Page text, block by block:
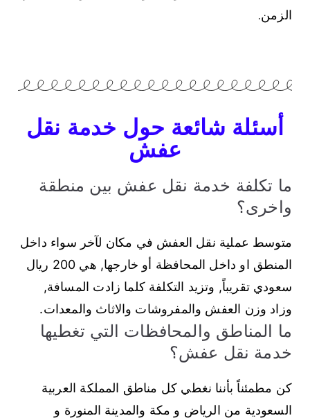
الزمن.
أسئلة شائعة حول خدمة نقل
عفش
ما تكلفة خدمة نقل عفش بين منطقة
واخرى؟
متوسط عملية نقل العفش في مكان لآخر سواء داخل
المنطق او داخل المحافظة أو خارجها, هي 200 ريال
سعودي تقريباً, وتزيد التكلفة كلما زادت المسافة,
وزاد وزن العفش والمفروشات والاثاث والمعدات.
ما المناطق والمحافظات التي تغطيها
خدمة نقل عفش؟
كن مطمئناً بأننا نغطي كل مناطق المملكة العربية
السعودية من الرياض و مكة والمدينة المنورة و